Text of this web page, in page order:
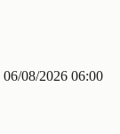
06/08/2026 06:00